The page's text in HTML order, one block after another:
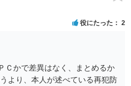
役にたった 2
Ｃかで差異はなく、まとめるか
より、本人が述べている再犯防